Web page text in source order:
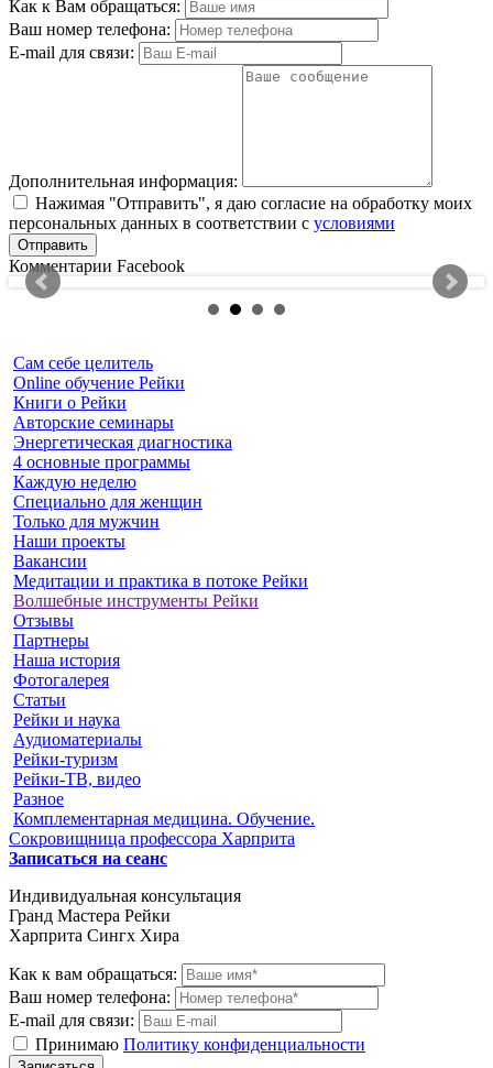
Как к Вам обращаться:
Ваш номер телефона:
E-mail для связи:
Дополнительная информация:
Нажимая "Отправить", я даю согласие на обработку моих
персональных данных в соответствии с условиями
Комментарии Facebook
Сам себе целитель
Online обучение Рейки
Книги о Рейки
Авторские семинары
Энергетическая диагностика
4 основные программы
Каждую неделю
Специально для женщин
Только для мужчин
Наши проекты
Вакансии
Медитации и практика в потоке Рейки
Волшебные инструменты Рейки
Отзывы
Партнеры
Наша история
Фотогалерея
Статьи
Рейки и наука
Аудиоматериалы
Рейки-туризм
Рейки-ТВ, видео
Разное
Комплементарная медицина. Обучение.
Сокровищница профессора Харприта
Записаться на сеанс
Индивидуальная консультация
Гранд Мастера Рейки
Харприта Сингх Хира
Как к вам обращаться:
Ваш номер телефона:
E-mail для связи:
Принимаю Политику конфиденциальности